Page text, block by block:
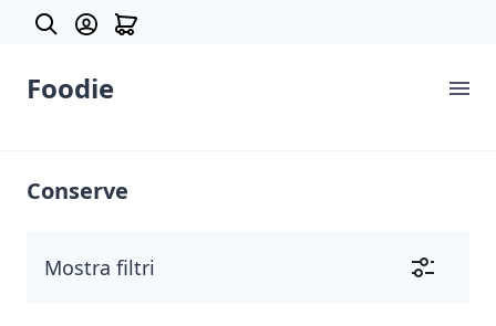
Foodie
Conserve
Mostra filtri